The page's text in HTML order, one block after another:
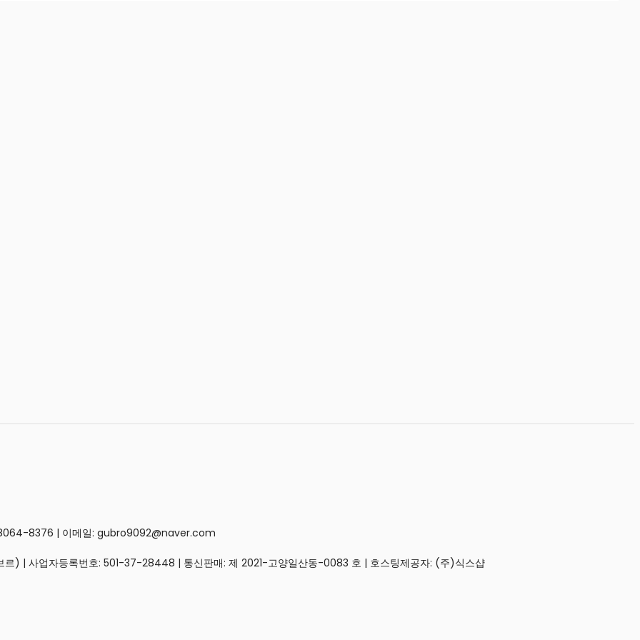
8064-8376 | 이메일: gubro9092@naver.com
르) | 사업자등록번호: 501-37-28448 | 통신판매: 제 2021-고양일산동-0083 호 | 호스팅제공자: (주)식스샵